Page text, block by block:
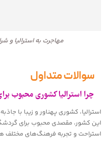
مهاجرت به استرالیا و
سوالات متداول
چرا استرالیا کشوری محبوب
استرالیا، کشوری پهناور و زیبا با
این کشور، مقصدی محبوب برای
استراحت و تجربه فرهنگ‌های مختلف